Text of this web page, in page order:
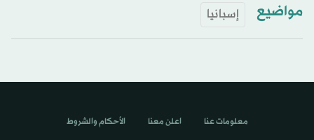
مواضيع إسبانيا
معلومات عنا اعلن معنا الأحكام والشروط